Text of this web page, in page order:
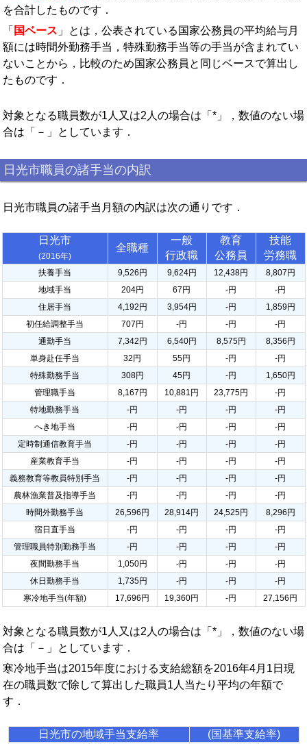
を合計したものです．
「 国ベース 」とは，公表されている国家公務員の平均給与月
額には時間外勤務手当，特殊勤務手当等の手当が含まれてい
ないことから，比較のため国家公務員と同じベースで算出し
たものです．
対象となる職員数が1人又は2人の場合は「*」，数値のない場
合は「－」としています．
日光市職員の諸手当の内訳
日光市職員の諸手当月額の内訳は次の通りです．
日光市
(2016年)
全職種
一般
行政職
教育
公務員
技能
労務職
扶養手当 9,526円 9,624円 12,438円
8,807円
地域手当
204円 67円 -円
-円
住居手当
4,192円 3,954円 -円
1,859円
初任給調整手当
707円 -円 -円
-円
通勤手当
7,342円 6,540円 8,575円
8,356円
単身赴任手当
32円 55円 -円
-円
特殊勤務手当
308円 45円 -円
1,650円
管理職手当
8,167円 10,881円 23,775円
-円
特地勤務手当
-円 -円 -円
-円
へき地手当
-円 -円 -円
-円
定時制通信教育手当
-円 -円 -円
-円
産業教育手当
-円 -円 -円
-円
義務教育等教員特別手当
-円 -円 -円
-円
農林漁業普及指導手当
-円 -円 -円
-円
時間外勤務手当
26,596円 28,914円 24,525円
8,296円
宿日直手当
-円 -円 -円
-円
管理職員特別勤務手当
-円 -円 -円
-円
夜間勤務手当
1,050円 -円 -円
-円
休日勤務手当
1,735円 -円 -円
-円
寒冷地手当(年額)
17,696円 19,360円 -円 27,156円
対象となる職員数が1人又は2人の場合は「*」，数値のない場
合は「－」としています．
寒冷地手当は2015年度における支給総額を2016年4月1日現
在の職員数で除して算出した職員1人当たり平均の年額で
す．
日光市の地域手当支給率
(国基準支給率)